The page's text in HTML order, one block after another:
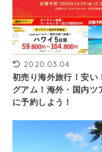
2020.03.04
初売り海外旅行！安い
グアム！海外・国内ツ
に予約しよう！